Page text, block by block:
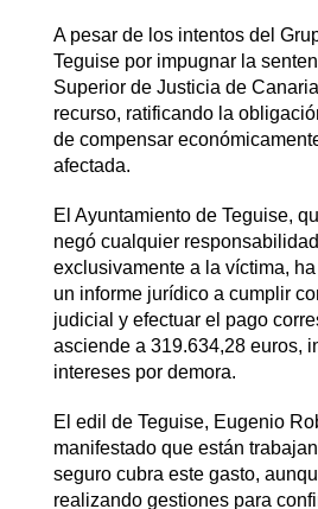
A pesar de los intentos del
Teguise por impugnar la
Superior de Justicia de
recurso, ratificando la
de compensar
afectada.
El Ayuntamiento de Teguise,
negó cualquier
exclusivamente a la víctima,
un informe jurídico a cumplir
judicial y efectuar el pago
asciende a 319.634,28 euros,
intereses por demora.
El edil de Teguise, Eugenio
manifestado que están
seguro cubra este gasto,
realizando gestiones para